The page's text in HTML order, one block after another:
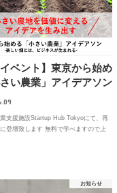
イベント】東京から始め
い農業」アイデアソン
支援施設Startup Hub Tokyoにて、再
登壇致します 無料で学べますので上
お知らせ